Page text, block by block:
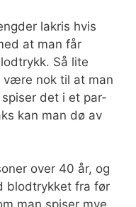
lakris hvis
at man får
Så lite
være nok til at man
det i et par-
kan man dø av
over 40 år, og
blodtrykket fra før
man spiser mye